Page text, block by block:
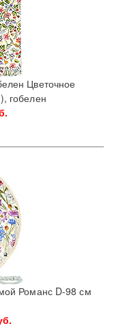
Цветочное
гобелен
Романс D-98 см